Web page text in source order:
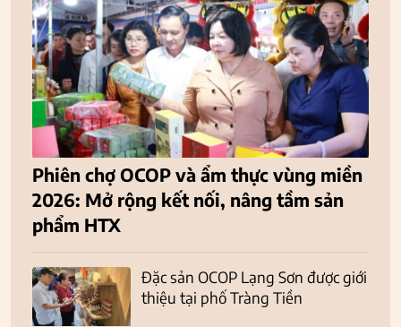
Phiên chợ OCOP và ẩm thực vùng miền
2026: Mở rộng kết nối, nâng tầm sản
phẩm HTX
Đặc sản OCOP Lạng Sơn được giới
thiệu tại phố Tràng Tiền